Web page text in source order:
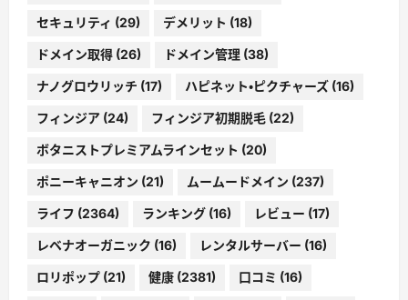
セキュリティ (29) デメリット (18)
ドメイン取得 (26) ドメイン管理 (38)
ナノグロウリッチ (17) ハピネット・ピクチャーズ (16)
フィンジア (24) フィンジア初期脱毛 (22)
ボタニストプレミアムラインセット (20)
ポニーキャニオン (21) ムームードメイン (237)
ライフ (2364) ランキング (16) レビュー (17)
レベナオーガニック (16) レンタルサーバー (16)
ロリポップ (21) 健康 (2381) 口コミ (16)